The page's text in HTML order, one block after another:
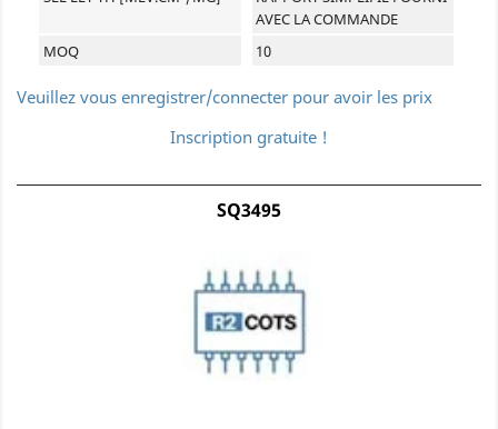
AVEC LA COMMANDE
MOQ
10
Veuillez vous enregistrer/connecter pour avoir les prix
Inscription gratuite !
SQ3495